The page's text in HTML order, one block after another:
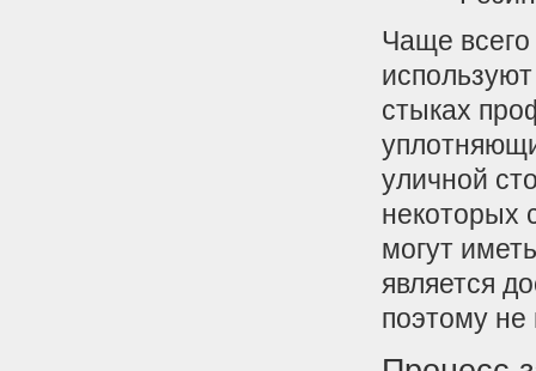
Чаще всего
стыках
уличной
некоторых
могут
является
поэтому